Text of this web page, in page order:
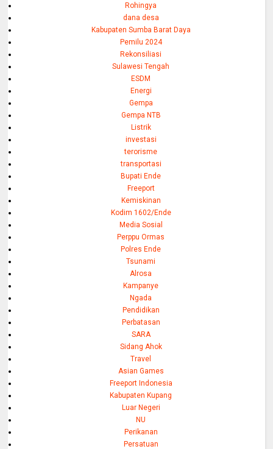
Rohingya
dana desa
Kabupaten Sumba Barat Daya
Pemilu 2024
Rekonsiliasi
Sulawesi Tengah
ESDM
Energi
Gempa
Gempa NTB
Listrik
investasi
terorisme
transportasi
Bupati Ende
Freeport
Kemiskinan
Kodim 1602/Ende
Media Sosial
Perppu Ormas
Polres Ende
Tsunami
Alrosa
Kampanye
Ngada
Pendidikan
Perbatasan
SARA
Sidang Ahok
Travel
Asian Games
Freeport Indonesia
Kabupaten Kupang
Luar Negeri
NU
Perikanan
Persatuan